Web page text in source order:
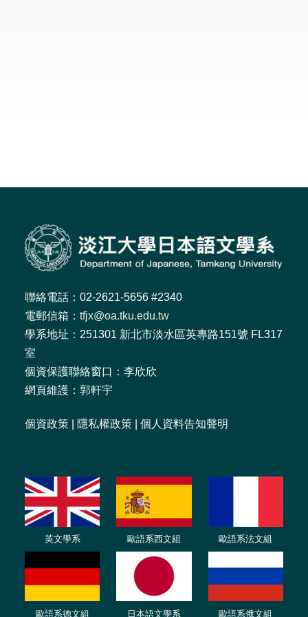
聯絡電話：02-2621-5656 #2340
電郵信箱： tfjx@oa.tku.edu.tw
學系地址：251301 新北市淡水區英專路151號 FL317
室
個資保護聯絡窗口：李欣欣
網頁維護：郭軒宇
個資政策 隱私權政策 個人資料告知聲明
英文學系 歐語系西文組 歐語系法文組
歐語系德文組 日本語文學系 歐語系俄文組